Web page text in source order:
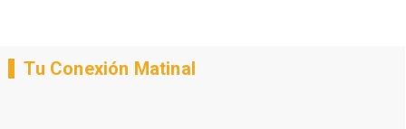
Tu Conexión Matinal